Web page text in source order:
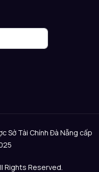
Sở Tài Chính Đà Nẵng cấp
Rights Reserved.